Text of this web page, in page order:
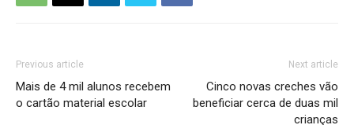
Previous article
Mais de 4 mil alunos recebem
o cartão material escolar
Next article
Cinco novas creches vão
beneficiar cerca de duas mil
crianças